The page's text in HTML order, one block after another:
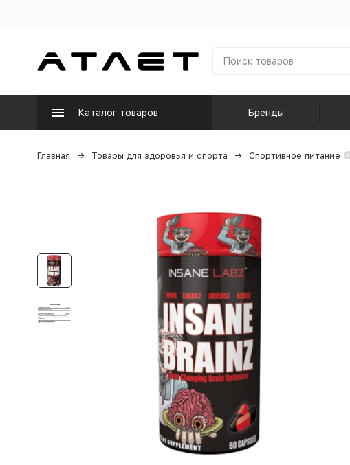
Каталог товаров Бренды
Главная Товары для здоровья и спорта Спортивное питание